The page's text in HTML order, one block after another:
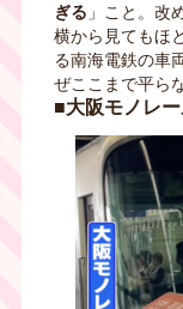
ぎる 」こと。改
横から見てもほ
る南海電鉄の車
ぜここまで平ら
■大阪モノレ